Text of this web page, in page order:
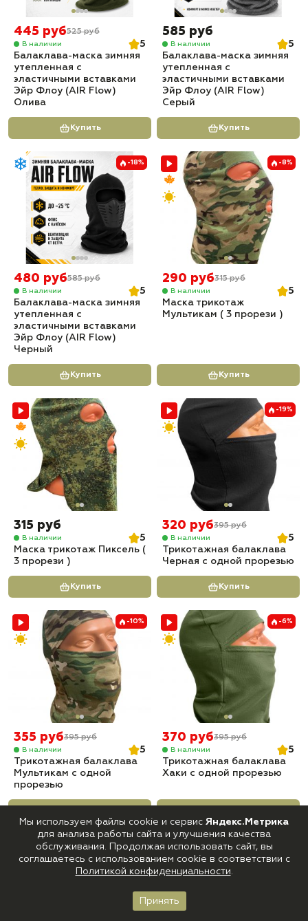
445 руб525 руб
В наличии
5
Балаклава-маска зимняя
утепленная с
эластичными вставками
Эйр Флоу (AIR Flow)
Олива
Купить
585 руб
В наличии
5
Балаклава-маска зимняя
утепленная с
эластичными вставками
Эйр Флоу (AIR Flow)
Серый
Купить
-18%
480 руб585 руб
В наличии
5
Балаклава-маска зимняя
утепленная с
эластичными вставками
Эйр Флоу (AIR Flow)
Черный
Купить
-8%
290 руб315 руб
В наличии
5
Маска трикотаж
Мультикам ( 3 прорези )
Купить
315 руб
В наличии
5
Маска трикотаж Пиксель (
3 прорези )
Купить
-19%
320 руб395 руб
В наличии
5
Трикотажная балаклава
Черная с одной прорезью
Купить
-10%
355 руб395 руб
В наличии
5
Трикотажная балаклава
Мультикам с одной
прорезью
-6%
370 руб395 руб
В наличии
5
Трикотажная балаклава
Хаки с одной прорезью
-11%
Корзина
Мы используем файлы cookie и сервис Яндекс.Метрика
для анализа работы сайта и улучшения качества
обслуживания. Продолжая использовать сайт, вы
соглашаетесь с использованием cookie в соответствии с
Политикой конфиденциальности.
Принять